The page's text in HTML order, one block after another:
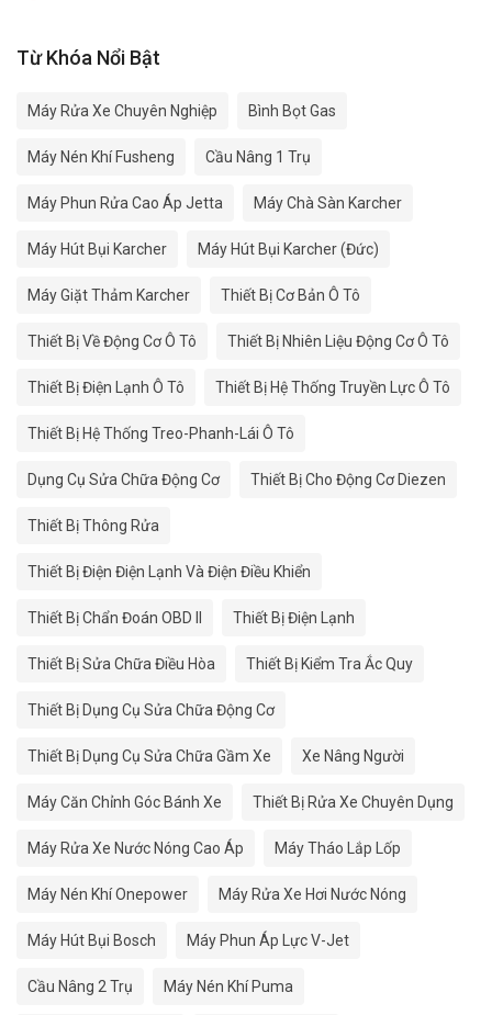
Từ Khóa Nổi Bật
Máy Rửa Xe Chuyên Nghiệp Bình Bọt Gas
Máy Nén Khí Fusheng Cầu Nâng 1 Trụ
Máy Phun Rửa Cao Áp Jetta Máy Chà Sàn Karcher
Máy Hút Bụi Karcher Máy Hút Bụi Karcher (Đức)
Máy Giặt Thảm Karcher Thiết Bị Cơ Bản Ô Tô
Thiết Bị Về Động Cơ Ô Tô Thiết Bị Nhiên Liệu Động Cơ Ô Tô
Thiết Bị Điện Lạnh Ô Tô Thiết Bị Hệ Thống Truyền Lực Ô Tô
Thiết Bị Hệ Thống Treo-Phanh-Lái Ô Tô
Dụng Cụ Sửa Chữa Động Cơ Thiết Bị Cho Động Cơ Diezen
Thiết Bị Thông Rửa
Thiết Bị Điện Điện Lạnh Và Điện Điều Khiển
Thiết Bị Chẩn Đoán OBD II Thiết Bị Điện Lạnh
Thiết Bị Sửa Chữa Điều Hòa Thiết Bị Kiểm Tra Ắc Quy
Thiết Bị Dụng Cụ Sửa Chữa Động Cơ
Thiết Bị Dụng Cụ Sửa Chữa Gầm Xe Xe Nâng Người
Máy Căn Chỉnh Góc Bánh Xe Thiết Bị Rửa Xe Chuyên Dụng
Máy Rửa Xe Nước Nóng Cao Áp Máy Tháo Lắp Lốp
Máy Nén Khí Onepower Máy Rửa Xe Hơi Nước Nóng
Máy Hút Bụi Bosch Máy Phun Áp Lực V-Jet
Cầu Nâng 2 Trụ Máy Nén Khí Puma